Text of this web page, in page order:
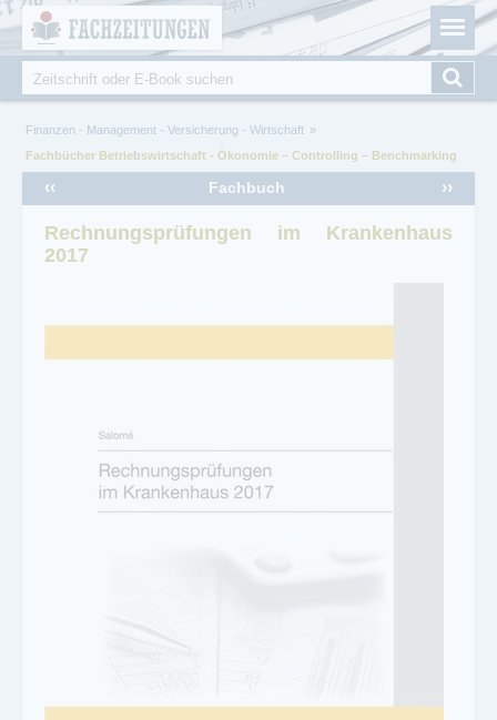
Fachzeitungen.de - Das unabhängige Portal für
Fachmagazine Fachpublikationen & eBooks
Suchformular
Suche
Sie sind hier
Finanzen - Management - Versicherung - Wirtschaft
Fachbücher Betriebswirtschaft - Ökonomie – Controlling – Benchmarking
Fachbuch
‹‹ ››
Rechnungsprüfungen im Krankenhaus
2017
Cookie-Einstellungen